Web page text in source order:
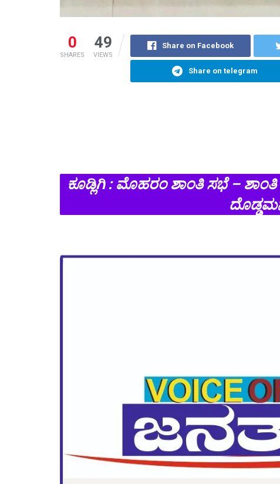
0
SHARES
49
VIEWS
Share on Facebook
Share on telegram
ಕೂಡ್ಲಿಗಿ : ಮೊಹರಂ ಶಾಂತಿ ಸಭೆ –